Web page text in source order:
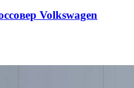
Volkswagen